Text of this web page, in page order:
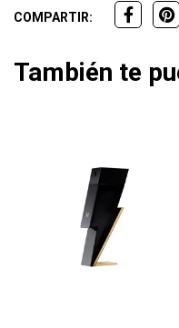
COMPARTIR:
También te